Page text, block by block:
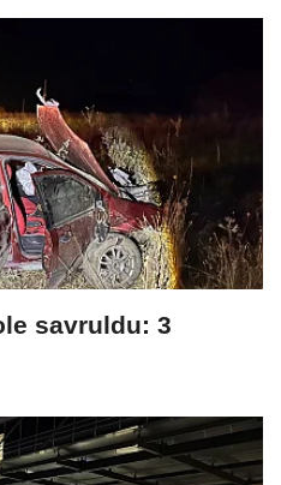
savruldu: 3